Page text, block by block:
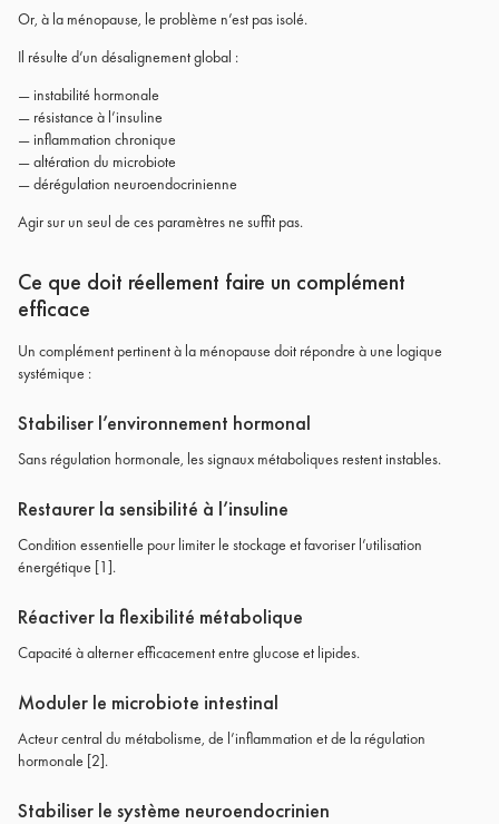
Or, à la ménopause, le problème n’est pas isolé.
Il résulte d’un désalignement global :
— instabilité hormonale
— résistance à l’insuline
— inflammation chronique
— altération du microbiote
— dérégulation neuroendocrinienne
Agir sur un seul de ces paramètres ne suffit pas.
Ce que doit réellement faire un complément
efficace
Un complément pertinent à la ménopause doit répondre à une logique
systémique :
Stabiliser l’environnement hormonal
Sans régulation hormonale, les signaux métaboliques restent instables.
Restaurer la sensibilité à l’insuline
Condition essentielle pour limiter le stockage et favoriser l’utilisation
énergétique [1].
Réactiver la flexibilité métabolique
Capacité à alterner efficacement entre glucose et lipides.
Moduler le microbiote intestinal
Acteur central du métabolisme, de l’inflammation et de la régulation
hormonale [2].
Stabiliser le système neuroendocrinien